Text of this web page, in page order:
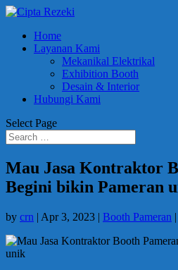
Home
Layanan Kami
Mekanikal Elektrikal
Exhibition Booth
Desain & Interior
Hubungi Kami
Select Page
Mau Jasa Kontraktor
Begini bikin Pameran
by crn | Apr 3, 2023 | Booth Pameran |